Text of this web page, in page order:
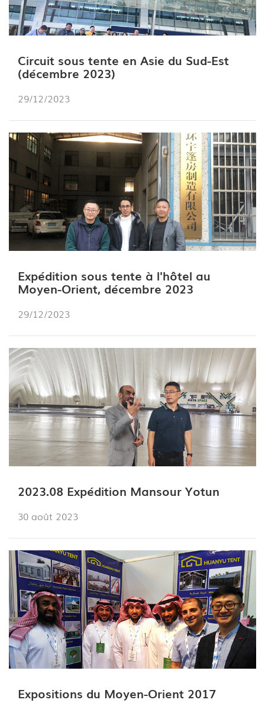
Circuit sous tente en Asie du Sud-Est
(décembre 2023)
29/12/2023
Expédition sous tente à l'hôtel au
Moyen-Orient, décembre 2023
29/12/2023
2023.08 Expédition Mansour Yotun
30 août 2023
Expositions du Moyen-Orient 2017